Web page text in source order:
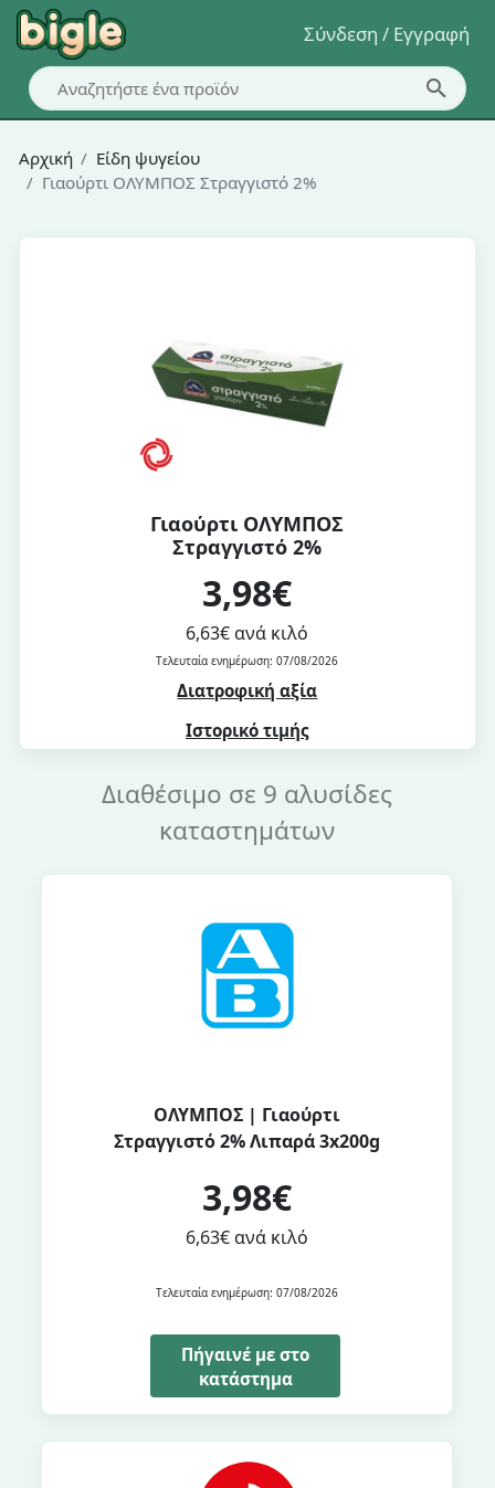
Σύνδεση / Εγγραφή
Αρχική
Είδη ψυγείου
Γιαούρτι ΟΛΥΜΠΟΣ Στραγγιστό 2%
Γιαούρτι ΟΛΥΜΠΟΣ
Στραγγιστό 2%
3,98€
6,63€ ανά κιλό
Τελευταία ενημέρωση: 07/08/2026
Διατροφική αξία
Ιστορικό τιμής
Διαθέσιμο σε 9 αλυσίδες
καταστημάτων
ΟΛΥΜΠΟΣ | Γιαούρτι
Στραγγιστό 2% Λιπαρά 3x200g
3,98€
6,63€ ανά κιλό
Τελευταία ενημέρωση: 07/08/2026
Πήγαινέ με στο
κατάστημα